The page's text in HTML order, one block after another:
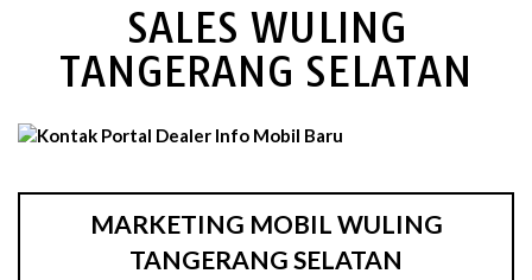
SALES WULING
TANGERANG SELATAN
MARKETING MOBIL WULING
TANGERANG SELATAN